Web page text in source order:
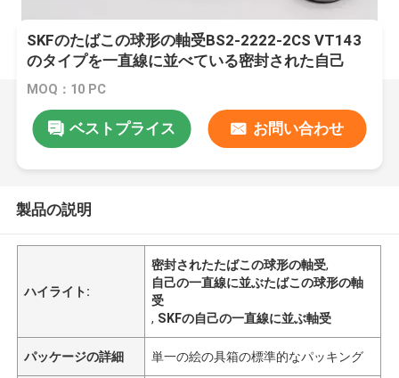
SKFのたばこの球形の軸受BS2-2222-2CS VT143
のタイプを一直線に並べている密封された自己
MOQ：10 PC
ベストプライス お問い合わせ
製品の説明
ハイライト:
密封されたたばこの球形の軸受,
自己の一直線に並ぶたばこの球形の軸
受
, SKFの自己の一直線に並ぶ軸受
パッケージの詳細 単一の絵の具箱の標準的なパッキング